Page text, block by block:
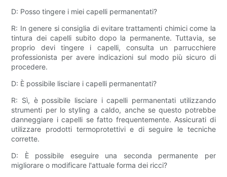
D: Posso tingere i miei capelli permanentati?
R: In genere si consiglia di evitare trattamenti chimici come la
tintura dei capelli subito dopo la permanente. Tuttavia, se
proprio devi tingere i capelli, consulta un parrucchiere
professionista per avere indicazioni sul modo più sicuro di
procedere.
D: È possibile lisciare i capelli permanentati?
R: Sì, è possibile lisciare i capelli permanentati utilizzando
strumenti per lo styling a caldo, anche se questo potrebbe
danneggiare i capelli se fatto frequentemente. Assicurati di
utilizzare prodotti termoprotettivi e di seguire le tecniche
corrette.
D: È possibile eseguire una seconda permanente per
migliorare o modificare l'attuale forma dei ricci?